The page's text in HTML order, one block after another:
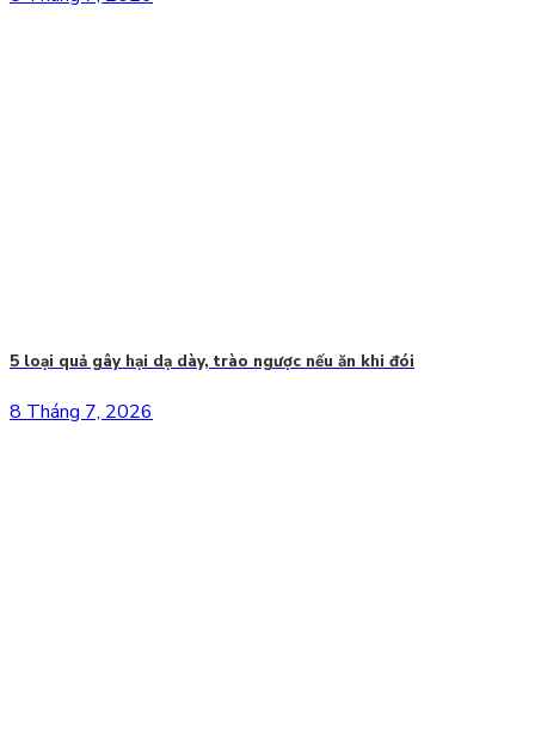
5 loại quả gây hại dạ dày, trào ngược nếu ăn khi đói
8 Tháng 7, 2026